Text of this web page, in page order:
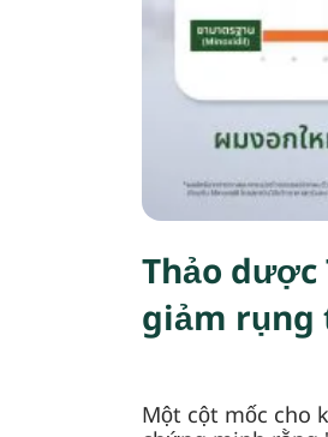
Thảo
giảm rụng
Một cột mốc cho